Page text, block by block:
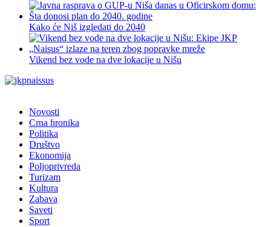
Kako će Niš izgledati do 2040
Vikend bez vode na dve lokacije u Nišu
Novosti
Crna hronika
Politika
Društvo
Ekonomija
Poljoprivreda
Turizam
Kultura
Zabava
Saveti
Sport